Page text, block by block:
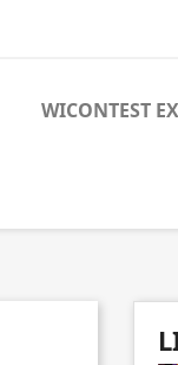
WICONTEST